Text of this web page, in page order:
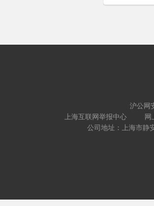
沪公网
上海互联网举报中心
网
公司地址：上海市静